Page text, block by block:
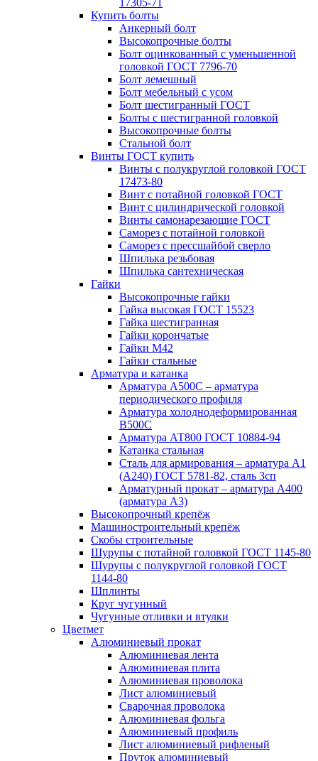
17305-71
Купить болты
Анкерный болт
Высокопрочные болты
Болт оцинкованный с уменьшенной
головкой ГОСТ 7796-70
Болт лемешный
Болт мебельный с усом
Болт шестигранный ГОСТ
Болты с шестигранной головкой
Высокопрочные болты
Стальной болт
Винты ГОСТ купить
Винты с полукруглой головкой ГОСТ
17473-80
Винт с потайной головкой ГОСТ
Винт с цилиндрической головкой
Винты самонарезающие ГОСТ
Саморез с потайной головкой
Саморез с прессшайбой сверло
Шпилька резьбовая
Шпилька сантехническая
Гайки
Высокопрочные гайки
Гайка высокая ГОСТ 15523
Гайка шестигранная
Гайки корончатые
Гайки М42
Гайки стальные
Арматура и катанка
Арматура А500С – арматура
периодического профиля
Арматура холоднодеформированная
В500С
Арматура АТ800 ГОСТ 10884-94
Катанка стальная
Сталь для армирования – арматура А1
(А240) ГОСТ 5781-82, сталь 3сп
Арматурный прокат – арматура А400
(арматура А3)
Высокопрочный крепёж
Машиностроительный крепёж
Скобы строительные
Шурупы с потайной головкой ГОСТ 1145-80
Шурупы с полукруглой головкой ГОСТ
1144-80
Шплинты
Круг чугунный
Чугунные отливки и втулки
Цветмет
Алюминиевый прокат
Алюминиевая лента
Алюминиевая плита
Алюминиевая проволока
Лист алюминиевый
Сварочная проволока
Алюминиевая фольга
Алюминиевый профиль
Лист алюминиевый рифленый
Пруток алюминиевый